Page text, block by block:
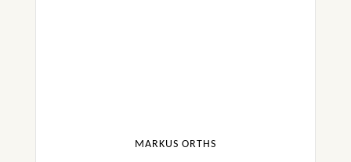
MARKUS ORTHS